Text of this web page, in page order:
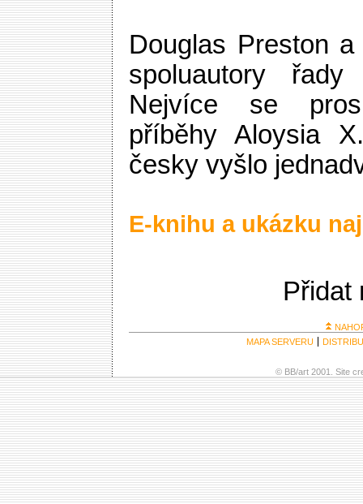
Douglas Preston
spoluautory
Nejvíce se
příběhy Aloysia
česky vyšlo
E-knihu a ukázku
Přidat
MAPA SERVERU
© BB/art 2001. Site